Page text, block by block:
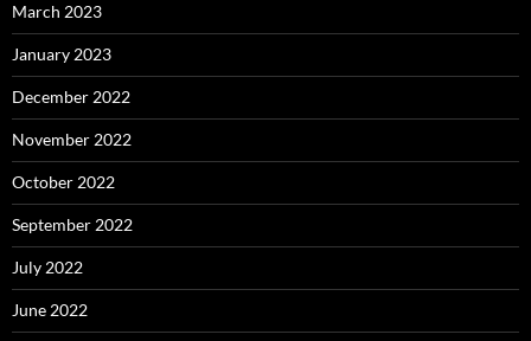
March 2023
January 2023
December 2022
November 2022
October 2022
September 2022
July 2022
June 2022